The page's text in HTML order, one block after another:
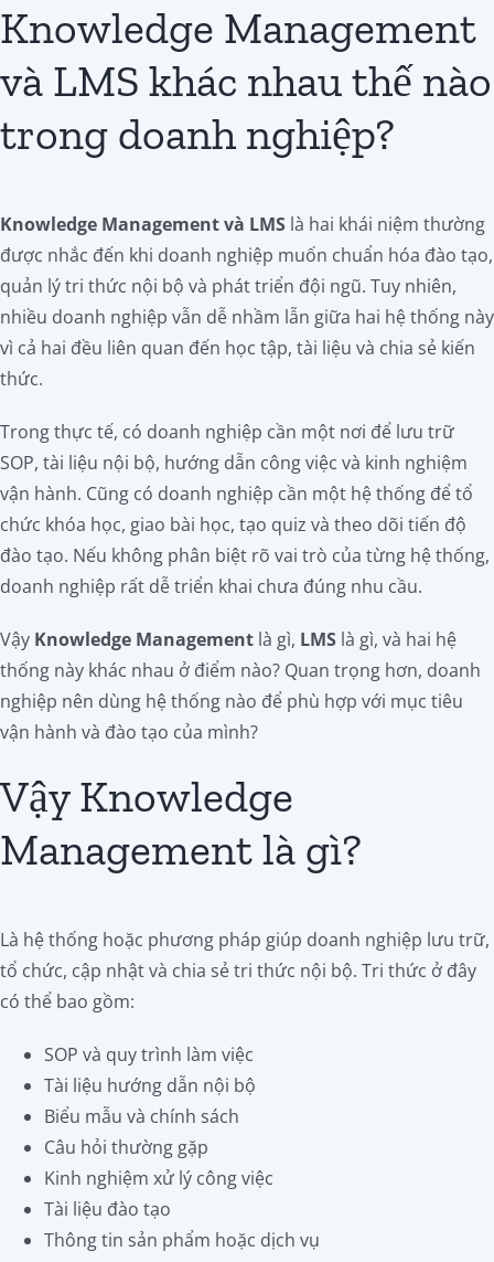
Knowledge Management
và LMS khác nhau thế nào
trong doanh nghiệp?
Knowledge Management và LMSlà hai khái niệm thường
được nhắc đến khi doanh nghiệp muốn chuẩn hóa đào tạo,
quản lý tri thức nội bộ và phát triển đội ngũ. Tuy nhiên,
nhiều doanh nghiệp vẫn dễ nhầm lẫn giữa hai hệ thống này
vì cả hai đều liên quan đến học tập, tài liệu và chia sẻ kiến
thức.
Trong thực tế, có doanh nghiệp cần một nơi để lưu trữ
SOP, tài liệu nội bộ, hướng dẫn công việc và kinh nghiệm
vận hành. Cũng có doanh nghiệp cần một hệ thống để tổ
chức khóa học, giao bài học, tạo quiz và theo dõi tiến độ
đào tạo. Nếu không phân biệt rõ vai trò của từng hệ thống,
doanh nghiệp rất dễ triển khai chưa đúng nhu cầu.
Vậy Knowledge Managementlà gì, LMSlà gì, và hai hệ
thống này khác nhau ở điểm nào? Quan trọng hơn, doanh
nghiệp nên dùng hệ thống nào để phù hợp với mục tiêu
vận hành và đào tạo của mình?
Vậy Knowledge
Management là gì?
Là hệ thống hoặc phương pháp giúp doanh nghiệp lưu trữ,
tổ chức, cập nhật và chia sẻ tri thức nội bộ. Tri thức ở đây
có thể bao gồm:
SOP và quy trình làm việc
Tài liệu hướng dẫn nội bộ
Biểu mẫu và chính sách
Câu hỏi thường gặp
Kinh nghiệm xử lý công việc
Tài liệu đào tạo
Thông tin sản phẩm hoặc dịch vụ